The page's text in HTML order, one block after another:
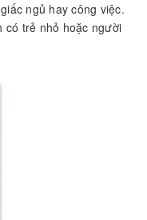
ngủ hay công việc.
có trẻ nhỏ hoặc người